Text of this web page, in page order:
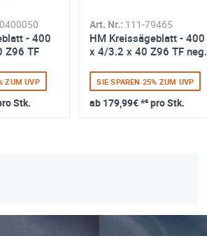
- 400
Z96 TF
ZUM UVP
Stk.
Art. Nr.: 111-79465
HM Kreissägeblatt - 400
x 4/3.2 x 40 Z96 TF neg.
SIE SPAREN 25% ZUM UVP
ab 179,99€*² pro Stk.